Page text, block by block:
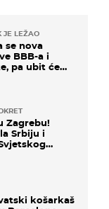
JE LEŽAO
se nova
BBB-a i
pa ubit će
Zagrebu!
Srbiju i
košarkaš